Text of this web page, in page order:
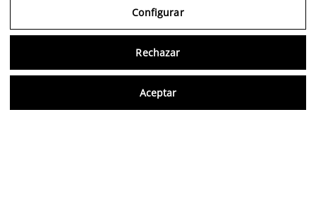
Configurar
Rechazar
Aceptar